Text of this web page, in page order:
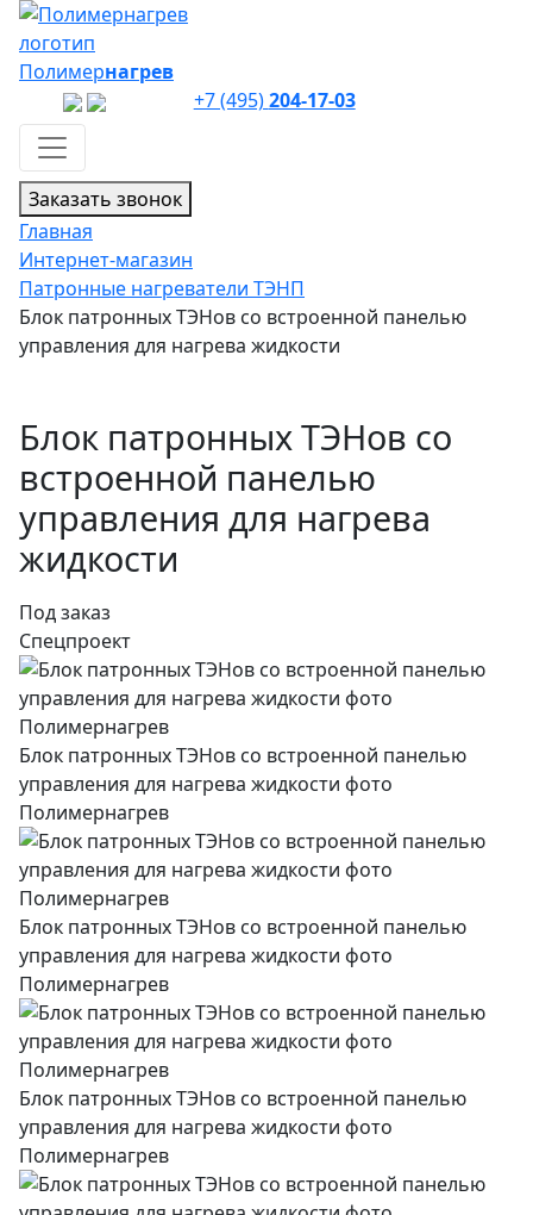
Полимернагрев
+7 (495)204-17-03
Заказать звонок
Главная
Интернет-магазин
Патронные нагреватели ТЭНП
Блок патронных ТЭНов со встроенной панелью
управления для нагрева жидкости
Блок патронных ТЭНов со
встроенной панелью
управления для нагрева
жидкости
Под заказ
Спецпроект
Блок патронных ТЭНов со встроенной панелью
управления для нагрева жидкости фото
Полимернагрев
Блок патронных ТЭНов со встроенной панелью
управления для нагрева жидкости фото
Полимернагрев
Блок патронных ТЭНов со встроенной панелью
управления для нагрева жидкости фото
Полимернагрев